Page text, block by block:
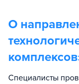
О
комплексов
Специалисты